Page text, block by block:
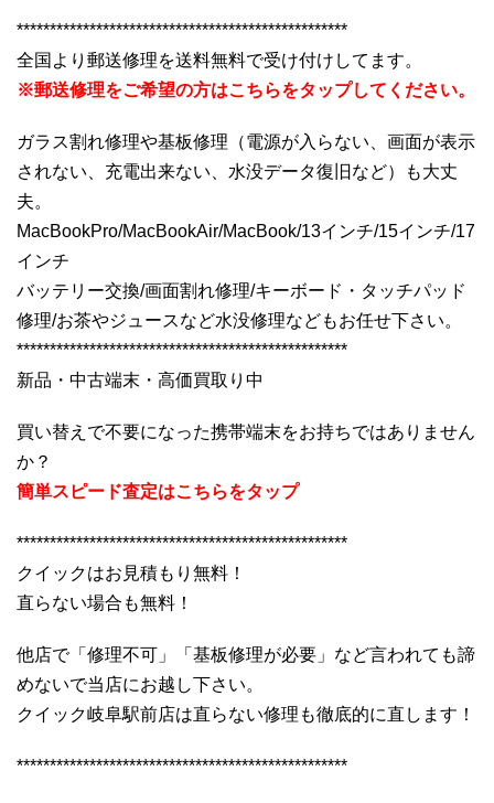
**************************************************
全国より郵送修理を送料無料で受け付けしてます。
※郵送修理をご希望の方はこちらをタップしてください。
ガラス割れ修理や基板修理（電源が入らない、画面が表示
されない、充電出来ない、水没データ復旧など）も大丈
夫。
MacBookPro/MacBookAir/MacBook/13インチ/15インチ/17
インチ
バッテリー交換/画面割れ修理/キーボード・タッチパッド
修理/お茶やジュースなど水没修理などもお任せ下さい。
**************************************************
新品・中古端末・高価買取り中
買い替えで不要になった携帯端末をお持ちではありません
か？
簡単スピード査定はこちらをタップ
**************************************************
クイックはお見積もり無料！
直らない場合も無料！
他店で「修理不可」「基板修理が必要」など言われても諦
めないで当店にお越し下さい。
クイック岐阜駅前店は直らない修理も徹底的に直します！
**************************************************